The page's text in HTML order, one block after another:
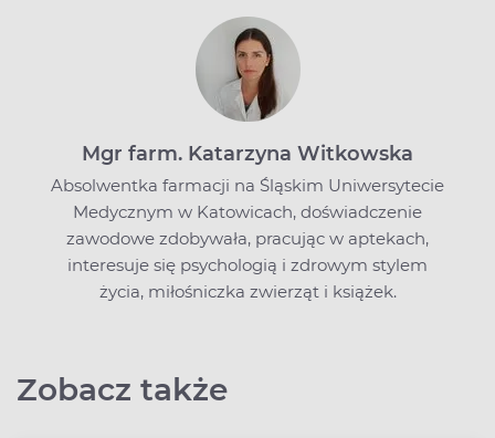
Mgr farm. Katarzyna Witkowska
Absolwentka farmacji na Śląskim Uniwersytecie
Medycznym w Katowicach, doświadczenie
zawodowe zdobywała, pracując w aptekach,
interesuje się psychologią i zdrowym stylem
życia, miłośniczka zwierząt i książek.
Zobacz także